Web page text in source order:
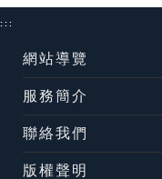
:::
網站導覽
服務簡介
聯絡我們
版權聲明